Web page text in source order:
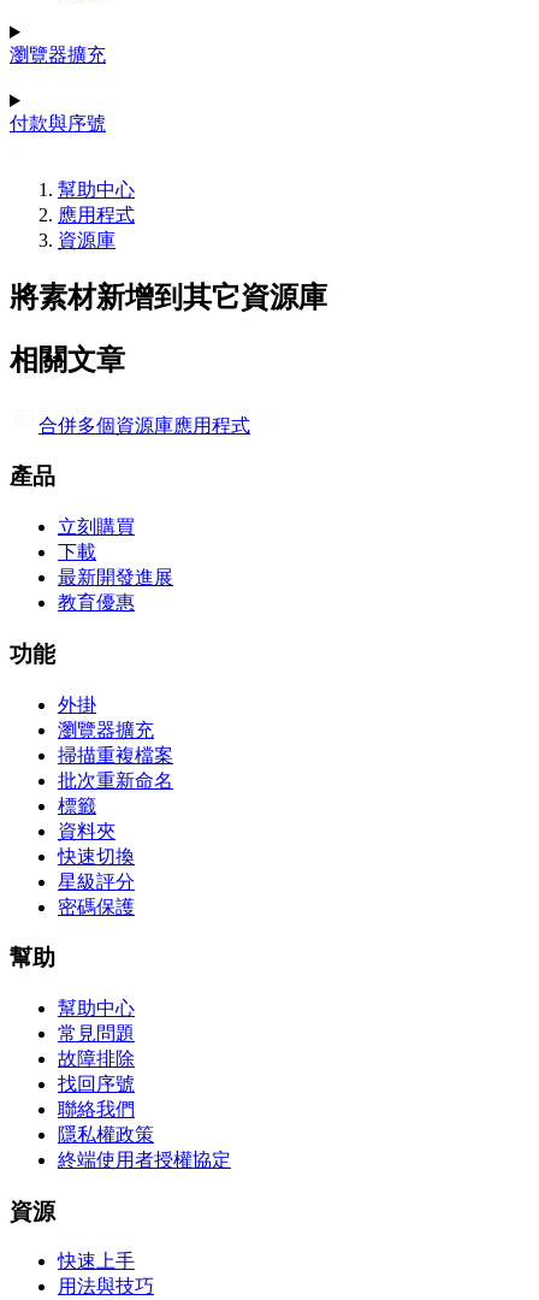
瀏覽器擴充
付款與序號
幫助中心
應用程式
資源庫
將素材新增到其它資源庫
相關文章
合併多個資源庫應用程式
產品
立刻購買
下載
最新開發進展
教育優惠
功能
外掛
瀏覽器擴充
掃描重複檔案
批次重新命名
標籤
資料夾
快速切換
星級評分
密碼保護
幫助
幫助中心
常見問題
故障排除
找回序號
聯絡我們
隱私權政策
終端使用者授權協定
資源
快速上手
用法與技巧